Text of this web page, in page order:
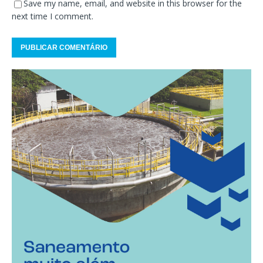
Save my name, email, and website in this browser for the
next time I comment.